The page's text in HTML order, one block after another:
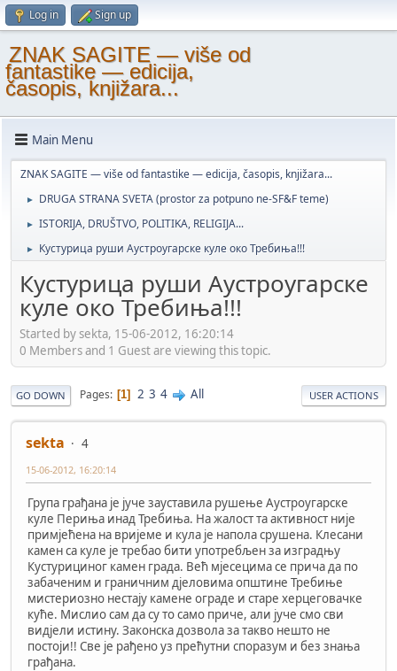
Log in Sign up
ZNAK SAGITE — više od
fantastike — edicija,
časopis, knjižara...
Main Menu
ZNAK SAGITE — više od fantastike — edicija, časopis, knjižara...
► DRUGA STRANA SVETA (prostor za potpuno ne-SF&F teme)
► ISTORIJA, DRUŠTVO, POLITIKA, RELIGIJA...
► Кустурица руши Аустроугарске куле око Требиња!!!
Кустурица руши Аустроугарске
куле око Требиња!!!
Started by sekta, 15-06-2012, 16:20:14
0 Members and 1 Guest are viewing this topic.
GO DOWN Pages 1 2 3 4 All USER ACTIONS
sekta 4
15-06-2012, 16:20:14
Група грађана је јуче зауставила рушење Аустроугарске
куле Периња инад Требиња. На жалост та активност није
примјећена на вријеме и кула је напола срушена. Клесани
камен са куле је требао бити употребљен за изградњу
Кустурициног камен града. Већ мјесецима се прича да по
забаченим и граничним дјеловима општине Требиње
мистериозно нестају камене ограде и старе херцеговачке
куће. Мислио сам да су то само приче, али јуче смо сви
видјели истину. Законска дозвола за такво нешто не
постоји!! Све је рађено уз прећутни споразум и без знања
грађана.